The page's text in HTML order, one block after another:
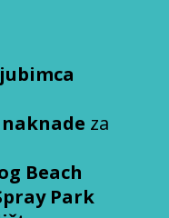
naknade za
Beach
Park